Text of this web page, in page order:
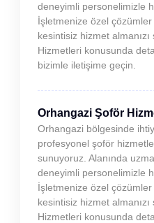
deneyimli personelimizle
İşletmenize özel
kesintisiz hizmet
Hizmetleri konusunda
bizimle iletişime geçin.
Orhangazi Şoför
Orhangazi bölgesinde
profesyonel şoför
sunuyoruz. Alanında
deneyimli personelimizle
İşletmenize özel
kesintisiz hizmet
Hizmetleri konusunda